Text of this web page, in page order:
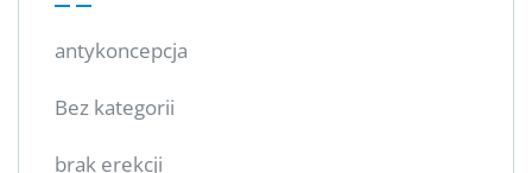
antykoncepcja
Bez kategorii
brak erekcji